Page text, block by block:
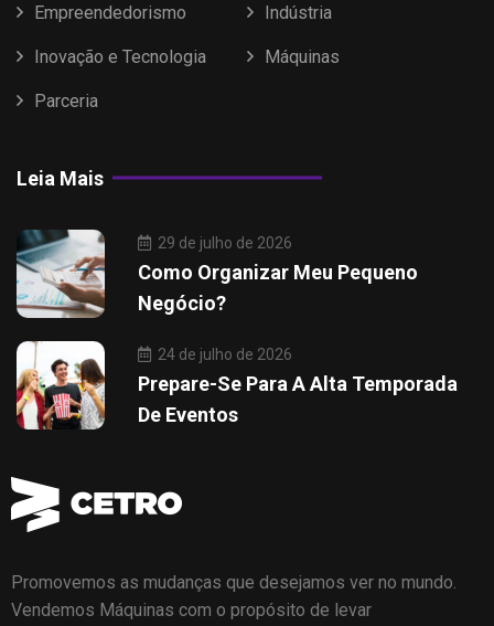
Empreendedorismo Indústria
Inovação e Tecnologia Máquinas
Parceria
Leia Mais
29 de julho de 2026
Como Organizar Meu Pequeno
Negócio?
24 de julho de 2026
Prepare-Se Para A Alta Temporada
De Eventos
Promovemos as mudanças que desejamos ver no mundo.
Vendemos Máquinas com o propósito de levar